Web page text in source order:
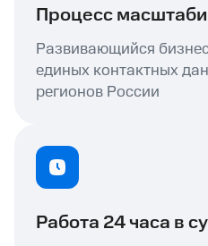
Процесс
Развивающийся
единых контактных
регионов России
Работа 24 часа в